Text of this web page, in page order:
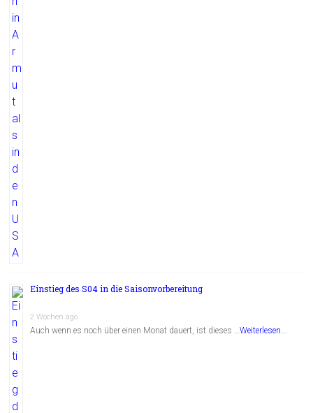
Einstieg des S04 in die Saisonvorbereitung
2 Wochen ago
Auch wenn es noch über einen Monat dauert, ist dieses …Weiterlesen...